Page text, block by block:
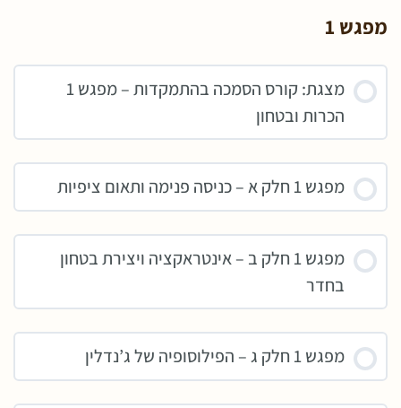
מפגש 1
מצגת: קורס הסמכה בהתמקדות – מפגש 1
הכרות ובטחון
מפגש 1 חלק א – כניסה פנימה ותאום ציפיות
מפגש 1 חלק ב – אינטראקציה ויצירת בטחון
בחדר
מפגש 1 חלק ג – הפילוסופיה של ג’נדלין